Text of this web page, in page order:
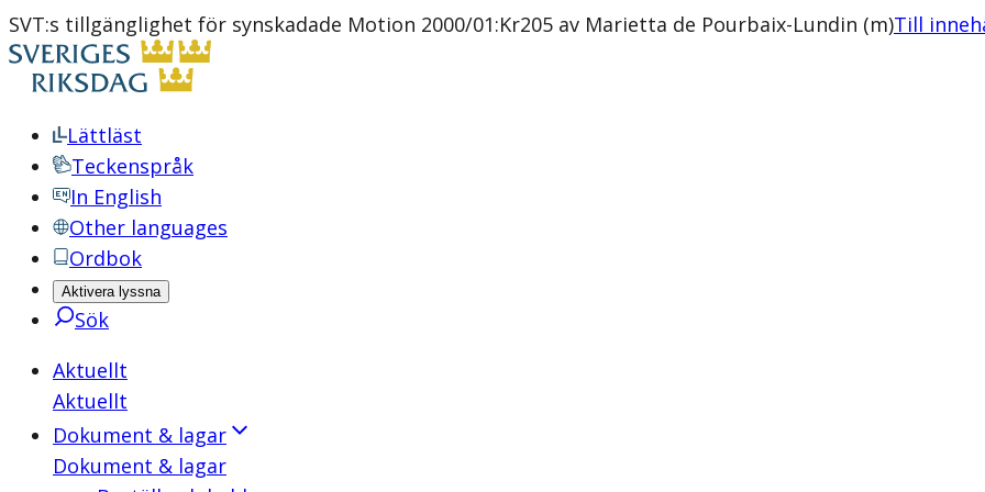
SVT:s tillgänglighet för synskadade Motion 2000/01:Kr205 av Marietta de Pourbaix-Lundin (m)Till
Lättläst
Teckenspråk
In English
Other languages
Ordbok
Aktivera lyssna
Sök
Aktuellt
Aktuellt
Dokument & lagar
Dokument & lagar